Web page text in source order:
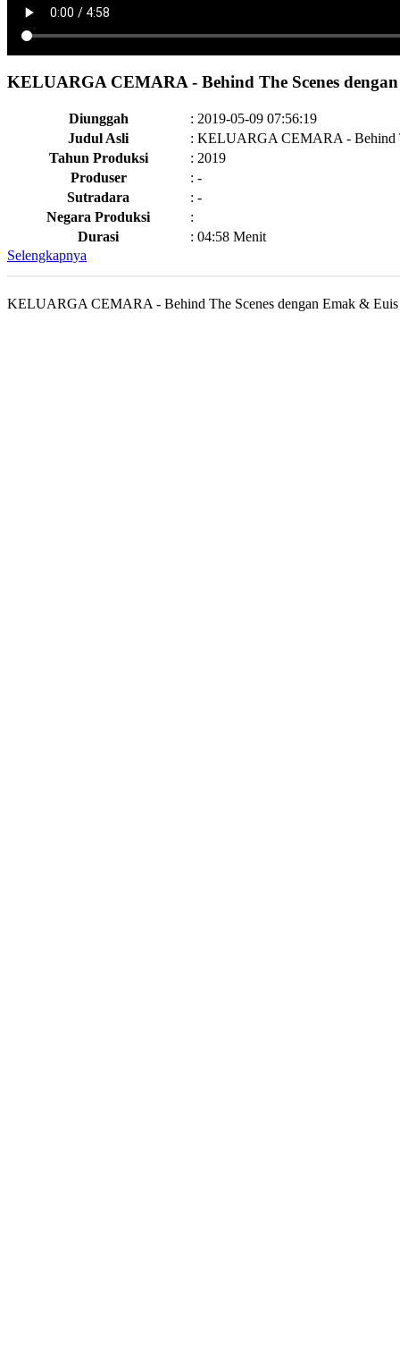
KELUARGA CEMARA - Behind The Scenes
Diunggah : 2019-05-09 07:56:19
Judul Asli
: KELUARGA CEMARA - Behind
Tahun Produksi
: 2019
Produser
: -
Sutradara
: -
Negara Produksi
:
Durasi
: 04:58 Menit
Selengkapnya
KELUARGA CEMARA - Behind The Scenes dengan Emak & Euis